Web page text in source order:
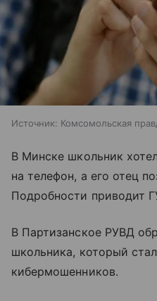
Источник: Комсомольская
В Минске школьник
на телефон, а его отец
Подробности приводит
В Партизанское РУВД
школьника, который
кибермошенников.